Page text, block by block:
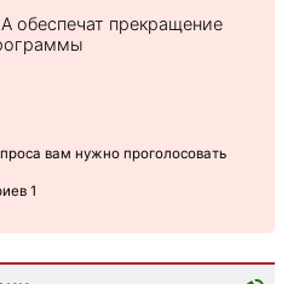
обеспечат прекращение
вам нужно проголосовать
1